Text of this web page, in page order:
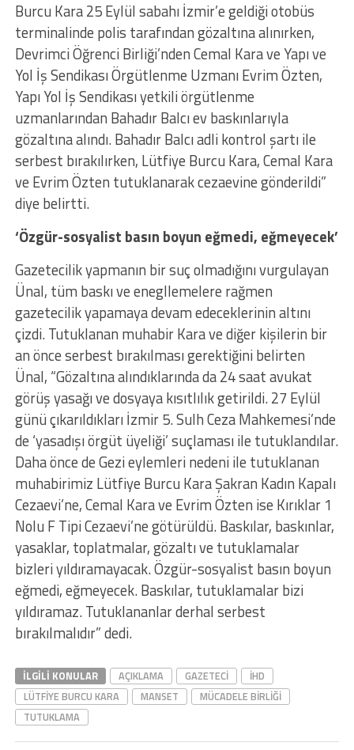
Burcu Kara 25 Eylül sabahı İzmir’e geldiği otobüs
terminalinde polis tarafından gözaltına alınırken,
Devrimci Öğrenci Birliği’nden Cemal Kara ve Yapı ve
Yol İş Sendikası Örgütlenme Uzmanı Evrim Özten,
Yapı Yol İş Sendikası yetkili örgütlenme
uzmanlarından Bahadır Balcı ev baskınlarıyla
gözaltına alındı. Bahadır Balcı adli kontrol şartı ile
serbest bırakılırken, Lütfiye Burcu Kara, Cemal Kara
ve Evrim Özten tutuklanarak cezaevine gönderildi”
diye belirtti.
‘Özgür-sosyalist basın boyun eğmedi, eğmeyecek’
Gazetecilik yapmanın bir suç olmadığını vurgulayan
Ünal, tüm baskı ve enegllemelere rağmen
gazetecilik yapamaya devam edeceklerinin altını
çizdi. Tutuklanan muhabir Kara ve diğer kişilerin bir
an önce serbest bırakılması gerektiğini belirten
Ünal, “Gözaltına alındıklarında da 24 saat avukat
görüş yasağı ve dosyaya kısıtlılık getirildi. 27 Eylül
günü çıkarıldıkları İzmir 5. Sulh Ceza Mahkemesi’nde
de ‘yasadışı örgüt üyeliği’ suçlaması ile tutuklandılar.
Daha önce de Gezi eylemleri nedeni ile tutuklanan
muhabirimiz Lütfiye Burcu Kara Şakran Kadın Kapalı
Cezaevi’ne, Cemal Kara ve Evrim Özten ise Kırıklar 1
Nolu F Tipi Cezaevi’ne götürüldü. Baskılar, baskınlar,
yasaklar, toplatmalar, gözaltı ve tutuklamalar
bizleri yıldıramayacak. Özgür-sosyalist basın boyun
eğmedi, eğmeyecek. Baskılar, tutuklamalar bizi
yıldıramaz. Tutuklananlar derhal serbest
bırakılmalıdır” dedi.
İLGILI KONULAR AÇIKLAMA GAZETECI
IHD
LÜTFIYE BURCU KARA
MANSET
MÜCADELE BIRLIĞI
TUTUKLAMA